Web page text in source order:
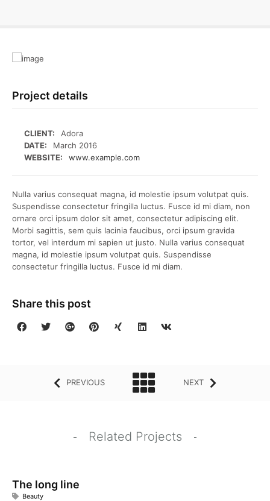
Project details
CLIENT:
Adora
DATE:
March 2016
WEBSITE:
www.example.com
Nulla varius consequat magna, id molestie ipsum volutpat quis.
Suspendisse consectetur fringilla luctus. Fusce id mi diam, non
ornare orci ipsum dolor sit amet, consectetur adipiscing elit.
Morbi sagittis, sem quis lacinia faucibus, orci ipsum gravida
tortor, vel interdum mi sapien ut justo. Nulla varius consequat
magna, id molestie ipsum volutpat quis. Suspendisse
consectetur fringilla luctus. Fusce id mi diam.
Share this post
PREVIOUS NEXT
Related Projects
The long line
Beauty